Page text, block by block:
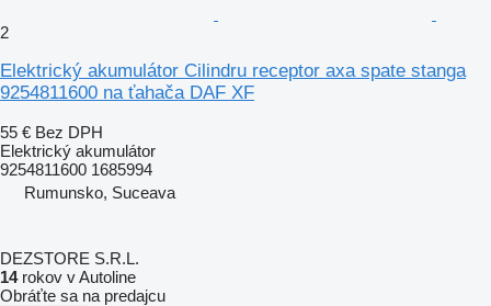
2
Elektrický akumulátor Cilindru receptor axa spate stanga
9254811600 na ťahača DAF XF
55 € Bez DPH
Elektrický akumulátor
9254811600 1685994
Rumunsko, Suceava
DEZSTORE S.R.L.
14rokov v Autoline
Obráťte sa na predajcu